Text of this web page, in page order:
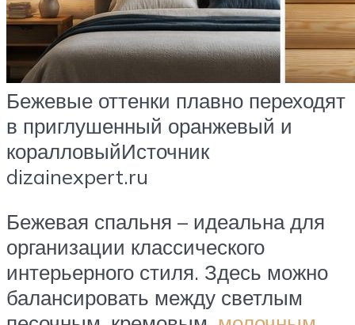
Бежевые оттенки плавно переходят
в приглушенный оранжевый и
коралловыйИсточник
dizainexpert.ru
Бежевая спальня – идеальна для
организации классического
интерьерного стиля. Здесь можно
балансировать между светлым